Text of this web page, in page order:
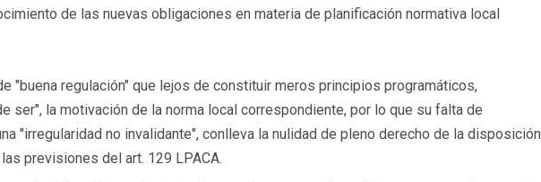
de las nuevas obligaciones en materia de planificación normativa local
"buena regulación" que lejos de constituir meros principios programáticos,
ser", la motivación de la norma local correspondiente, por lo que su falta de
"irregularidad no invalidante", conlleva la nulidad de pleno derecho de la disposición
previsiones del art. 129 LPACA.